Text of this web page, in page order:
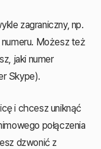
zagraniczny, np.
Możesz też
jaki numer
Skype).
i chcesz uniknąć
połączenia
dzwonić z